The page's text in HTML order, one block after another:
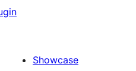
Showcase